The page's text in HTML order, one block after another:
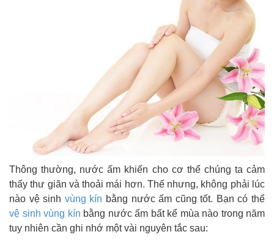
Thông thường, nước ấm khiến cho cơ thể chúng ta cảm
thấy thư giãn và thoải mái hơn. Thế nhưng, không phải lúc
nào vệ sinh vùng kín bằng nước ấm cũng tốt. Bạn có thể
vệ sinh vùng kín bằng nước ấm bất kể mùa nào trong năm
tuy nhiên cần ghi nhớ một vài nguyên tắc sau: